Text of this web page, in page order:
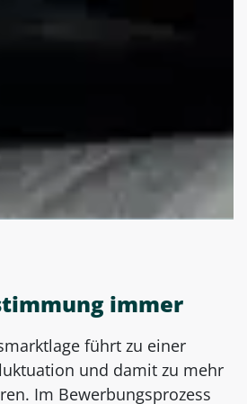
immer
führt zu einer
und damit zu mehr
Im Bewerbungsprozess